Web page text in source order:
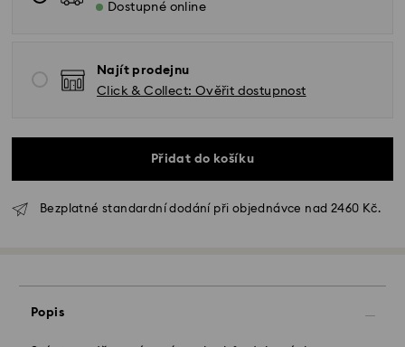
Dostupné online
Najít prodejnu
Click & Collect: Ověřit dostupnost
Přidat do košíku
Bezplatné standardní dodání při objednávce nad 2460 Kč.
Popis
zpracování a odeslání
Standardní náklady na dopravu: CZK 180
Standardní doprava zdarma nad: CZK 2460